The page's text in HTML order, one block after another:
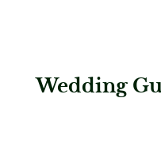
Wedding